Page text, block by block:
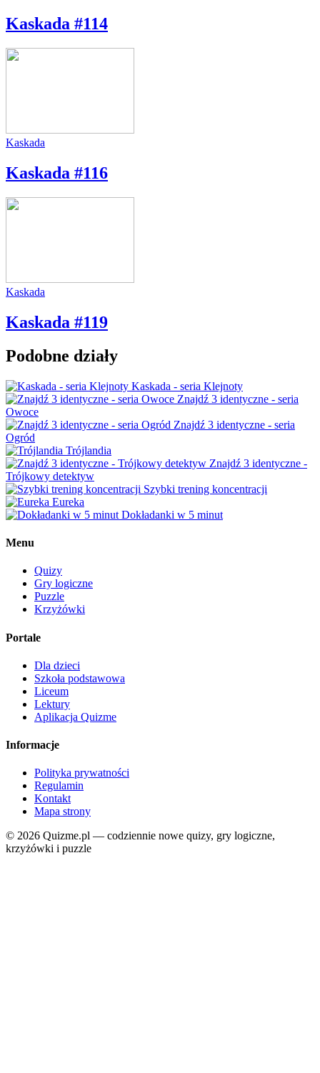
Kaskada #114
Kaskada
Kaskada #116
Kaskada
Kaskada #119
Podobne działy
Kaskada - seria Klejnoty
Znajdź 3 identyczne - seria
Owoce
Znajdź 3 identyczne - seria
Ogród
Trójlandia
Znajdź 3 identyczne -
Trójkowy detektyw
Szybki trening koncentracji
Eureka
Dokładanki w 5 minut
Menu
Quizy
Gry logiczne
Puzzle
Krzyżówki
Portale
Dla dzieci
Szkoła podstawowa
Liceum
Lektury
Aplikacja Quizme
Informacje
Polityka prywatności
Regulamin
Kontakt
Mapa strony
© 2026 Quizme.pl — codziennie nowe quizy, gry logiczne,
krzyżówki i puzzle